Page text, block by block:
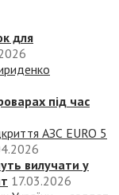
для
під час
АЗС EURO 5
вилучати у
17.03.2026